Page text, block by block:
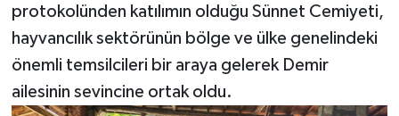
protokolünden katılımın olduğu Sünnet Cemiyeti,
hayvancılık sektörünün bölge ve ülke genelindeki
önemli temsilcileri bir araya gelerek Demir
ailesinin sevincine ortak oldu.